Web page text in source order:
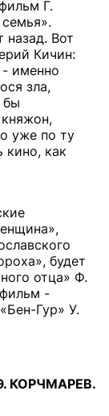
Г.
назад. Вот
Кичин:
- именно
зла,
бы
уже по ту
кино, как
будет
отца» Ф.
-
Гур» У.
КОРЧМАРЕВ.